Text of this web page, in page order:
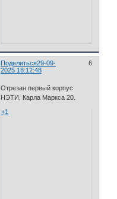
Поделиться 6
29-09-
2025 18:12:48
Отрезан первый корпус
НЭТИ, Карла Маркса 20.
+1